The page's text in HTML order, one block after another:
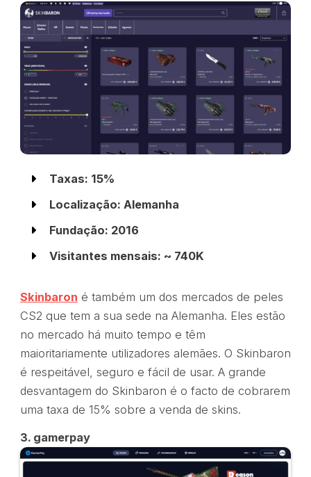
Taxas: 15%
Localização: Alemanha
Fundação: 2016
Visitantes mensais: ~ 740K
Skinbaron é também um dos mercados de peles
CS2 que tem a sua sede na Alemanha. Eles estão
no mercado há muito tempo e têm
maioritariamente utilizadores alemães. O Skinbaron
é respeitável, seguro e fácil de usar. A grande
desvantagem do Skinbaron é o facto de cobrarem
uma taxa de 15% sobre a venda de skins.
3. gamerpay